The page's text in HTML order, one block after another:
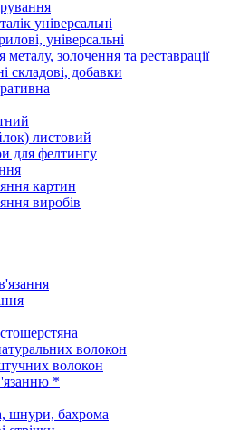
універсальні
універсальні
золочення та реставрації
складові, добавки
листовий
для фелтингу
картин
виробів
волокон
волокон
*
шнури, бахрома